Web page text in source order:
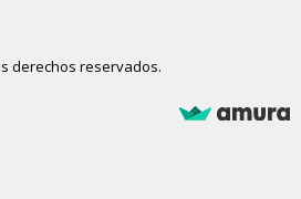
derechos reservados.